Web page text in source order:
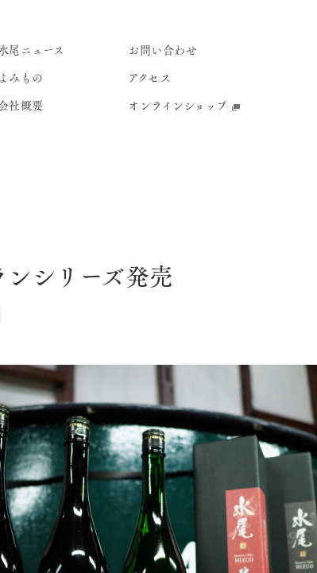
尾ニュース
よみもの
社概要
お問い合わせ
アクセス
オンラインショップ
シリーズ発売